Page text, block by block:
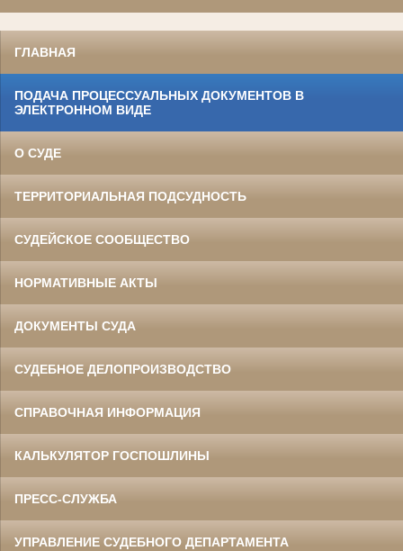
ГЛАВНАЯ
ПОДАЧА ПРОЦЕССУАЛЬНЫХ ДОКУМЕНТОВ В
ЭЛЕКТРОННОМ ВИДЕ
О СУДЕ
ТЕРРИТОРИАЛЬНАЯ ПОДСУДНОСТЬ
СУДЕЙСКОЕ СООБЩЕСТВО
НОРМАТИВНЫЕ АКТЫ
ДОКУМЕНТЫ СУДА
СУДЕБНОЕ ДЕЛОПРОИЗВОДСТВО
СПРАВОЧНАЯ ИНФОРМАЦИЯ
КАЛЬКУЛЯТОР ГОСПОШЛИНЫ
ПРЕСС-СЛУЖБА
УПРАВЛЕНИЕ СУДЕБНОГО ДЕПАРТАМЕНТА